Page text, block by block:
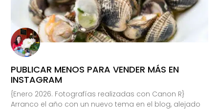
PUBLICAR MENOS PARA VENDER MÁS EN
INSTAGRAM
{Enero 2026. Fotografías realizadas con Canon R}
Arranco el año con un nuevo tema en el blog, alejado